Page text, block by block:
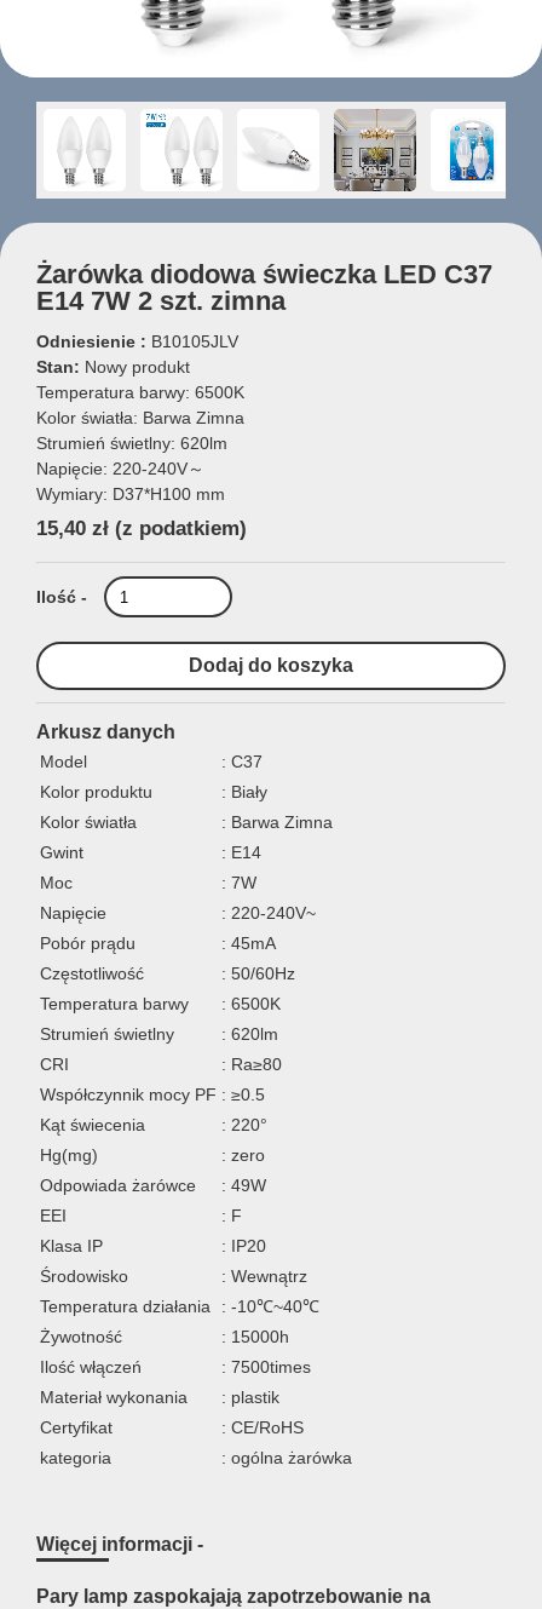
Żarówka diodowa świeczka LED C37
E14 7W 2 szt. zimna
Odniesienie : B10105JLV
Stan: Nowy produkt
Temperatura barwy: 6500K
Kolor światła: Barwa Zimna
Strumień świetlny: 620lm
Napięcie: 220-240V～
Wymiary: D37*H100 mm
15,40 zł (z podatkiem)
Ilość -
Arkusz danych
Model
: C37
Kolor produktu
: Biały
Kolor światła
: Barwa Zimna
Gwint
: E14
Moc
: 7W
Napięcie
: 220-240V~
Pobór prądu
: 45mA
Częstotliwość
: 50/60Hz
Temperatura barwy
: 6500K
Strumień świetlny
: 620lm
CRI
: Ra≥80
Współczynnik mocy PF : ≥0.5
Kąt świecenia
: 220°
Hg(mg)
: zero
Odpowiada żarówce
: 49W
EEI
: F
Klasa IP
: IP20
Środowisko
: Wewnątrz
Temperatura działania
: -10℃~40℃
Żywotność
: 15000h
Ilość włączeń
: 7500times
Materiał wykonania
: plastik
Certyfikat
: CE/RoHS
kategoria
: ogólna żarówka
Więcej informacji -
Pary lamp zaspokajają zapotrzebowanie na